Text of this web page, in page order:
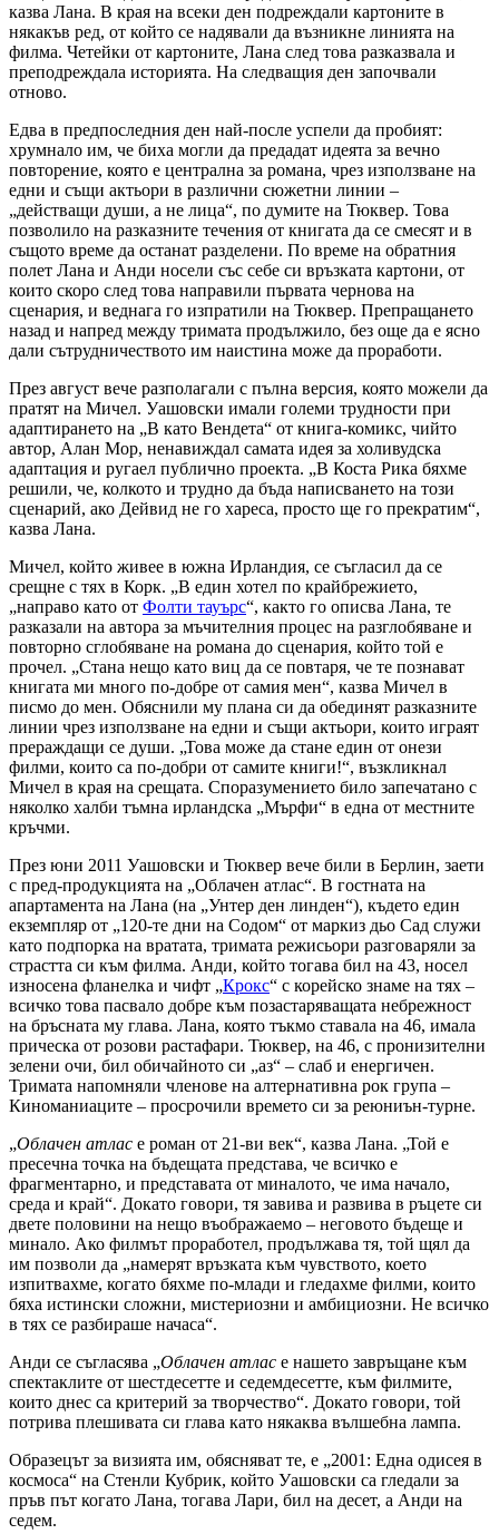
казва Лана. В края на всеки ден подреждали картоните в
някакъв ред, от който се надявали да възникне линията на
филма. Четейки от картоните, Лана след това разказвала и
преподреждала историята. На следващия ден започвали
отново.
Едва в предпоследния ден най-после успели да пробият:
хрумнало им, че биха могли да предадат идеята за вечно
повторение, която е централна за романа, чрез използване на
едни и същи актьори в различни сюжетни линии –
„действащи души, а не лица“, по думите на Тюквер. Това
позволило на разказните течения от книгата да се смесят и в
същото време да останат разделени. По време на обратния
полет Лана и Анди носели със себе си връзката картони, от
които скоро след това направили първата чернова на
сценария, и веднага го изпратили на Тюквер. Препращането
назад и напред между тримата продължило, без още да е ясно
дали сътрудничеството им наистина може да проработи.
През август вече разполагали с пълна версия, която можели да
пратят на Мичел. Уашовски имали големи трудности при
адаптирането на „В като Вендета“ от книга-комикс, чийто
автор, Алан Мор, ненавиждал самата идея за холивудска
адаптация и ругаел публично проекта. „В Коста Рика бяхме
решили, че, колкото и трудно да бъда написването на този
сценарий, ако Дейвид не го хареса, просто ще го прекратим“,
казва Лана.
Мичел, който живее в южна Ирландия, се съгласил да се
срещне с тях в Корк. „В един хотел по крайбрежието,
„направо като от Фолти тауърс“, както го описва Лана, те
разказали на автора за мъчителния процес на разглобяване и
повторно сглобяване на романа до сценария, който той е
прочел. „Стана нещо като виц да се повтаря, че те познават
книгата ми много по-добре от самия мен“, казва Мичел в
писмо до мен. Обяснили му плана си да обединят разказните
линии чрез използване на едни и същи актьори, които играят
прераждащи се души. „Това може да стане един от онези
филми, които са по-добри от самите книги!“, възкликнал
Мичел в края на срещата. Споразумението било запечатано с
няколко халби тъмна ирландска „Мърфи“ в една от местните
кръчми.
През юни 2011 Уашовски и Тюквер вече били в Берлин, заети
с пред-продукцията на „Облачен атлас“. В гостната на
апартамента на Лана (на „Унтер ден линден“), където един
екземпляр от „120-те дни на Содом“ от маркиз дьо Сад служи
като подпорка на вратата, тримата режисьори разговаряли за
страстта си към филма. Анди, който тогава бил на 43, носел
износена фланелка и чифт „Крокс“ с корейско знаме на тях –
всичко това пасвало добре към позастаряващата небрежност
на бръсната му глава. Лана, която тъкмо ставала на 46, имала
прическа от розови растафари. Тюквер, на 46, с пронизителни
зелени очи, бил обичайното си „аз“ – слаб и енергичен.
Тримата напомняли членове на алтернативна рок група –
Киноманиаците – просрочили времето си за реюниън-турне.
„Облачен атлас е роман от 21-ви век“, казва Лана. „Той е
пресечна точка на бъдещата представа, че всичко е
фрагментарно, и представата от миналото, че има начало,
среда и край“. Докато говори, тя завива и развива в ръцете си
двете половини на нещо въображаемо – неговото бъдеще и
минало. Ако филмът проработел, продължава тя, той щял да
им позволи да „намерят връзката към чувството, което
изпитвахме, когато бяхме по-млади и гледахме филми, които
бяха истински сложни, мистериозни и амбициозни. Не всичко
в тях се разбираше начаса“.
Анди се съгласява „Облачен атлас е нашето завръщане към
спектаклите от шестдесетте и седемдесетте, към филмите,
които днес са критерий за творчество“. Докато говори, той
потрива плешивата си глава като някаква вълшебна лампа.
Образецът за визията им, обясняват те, е „2001: Една одисея в
космоса“ на Стенли Кубрик, който Уашовски са гледали за
пръв път когато Лана, тогава Лари, бил на десет, а Анди на
седем.